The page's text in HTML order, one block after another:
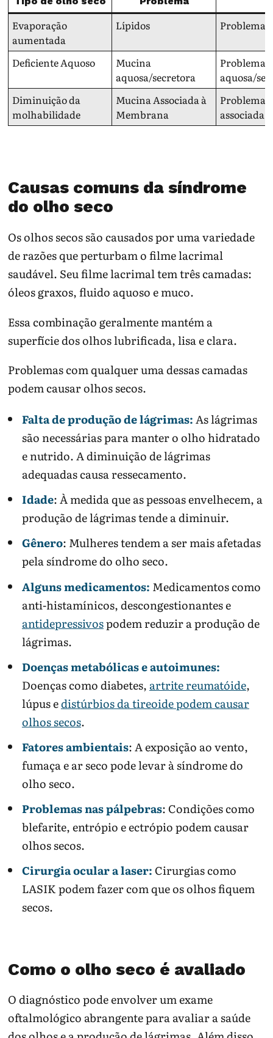
Evaporação
aumentada
Lípidos Problema
Deficiente Aquoso
Mucina
aquosa/secretora
Problema
aquosa/
Diminuição da
molhabilidade
Mucina Associada à
Membrana
Problema
associada
Causas comuns da síndrome
do olho seco
Os olhos secos são causados por uma variedade
de razões que perturbam o filme lacrimal
saudável. Seu filme lacrimal tem três camadas:
óleos graxos, fluido aquoso e muco.
Essa combinação geralmente mantém a
superfície dos olhos lubrificada, lisa e clara.
Problemas com qualquer uma dessas camadas
podem causar olhos secos.
Falta de produção de lágrimas:As lágrimas
são necessárias para manter o olho hidratado
e nutrido. A diminuição de lágrimas
adequadas causa ressecamento.
Idade: À medida que as pessoas envelhecem, a
produção de lágrimas tende a diminuir.
Gênero: Mulheres tendem a ser mais afetadas
pela síndrome do olho seco.
Alguns medicamentos: Medicamentos como
anti-histamínicos, descongestionantes e
antidepressivospodem reduzir a produção de
lágrimas.
Doenças metabólicas e autoimunes:
Doenças como diabetes, artrite reumatóide,
lúpus edistúrbios da tireoide podem causar
olhos secos.
Fatores ambientais: A exposição ao vento,
fumaça e ar seco pode levar à síndrome do
olho seco.
Problemas nas pálpebras: Condições como
blefarite, entrópio e ectrópio podem causar
olhos secos.
Cirurgia ocular a laser: Cirurgias como
LASIK podem fazer com que os olhos fiquem
secos.
Como o olho seco é avaliado
O diagnóstico pode envolver um exame
oftalmológico abrangente para avaliar a saúde